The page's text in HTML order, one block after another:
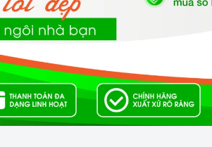
phí kiểm tra
theođúng quy địnhcủa hãng.